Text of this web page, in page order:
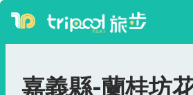
嘉義縣-蘭桂坊